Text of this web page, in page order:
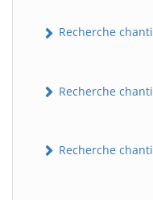
Recherche
Recherche
Recherche